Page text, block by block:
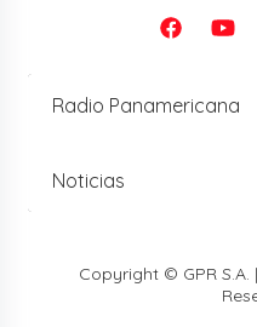
Radio Panamericana
Noticias
Copyright © GPR